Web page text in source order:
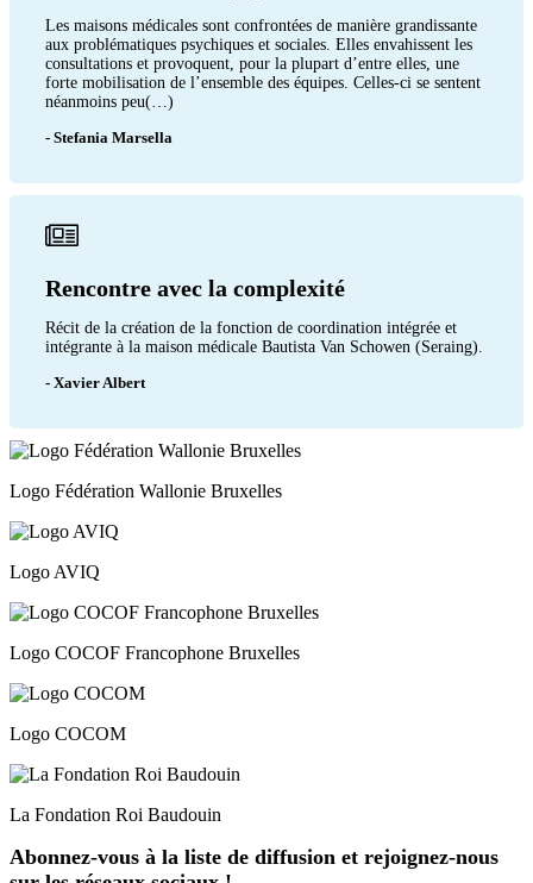
Les maisons médicales sont confrontées de manière grandissante
aux problématiques psychiques et sociales. Elles envahissent les
consultations et provoquent, pour la plupart d’entre elles, une
forte mobilisation de l’ensemble des équipes. Celles-ci se sentent
néanmoins peu(…)
- Stefania Marsella
Rencontre avec la complexité
Récit de la création de la fonction de coordination intégrée et
intégrante à la maison médicale Bautista Van Schowen (Seraing).
- Xavier Albert
Logo Fédération Wallonie Bruxelles
Logo AVIQ
Logo COCOF Francophone Bruxelles
Logo COCOM
La Fondation Roi Baudouin
Abonnez-vous à la liste de diffusion et rejoignez-nous